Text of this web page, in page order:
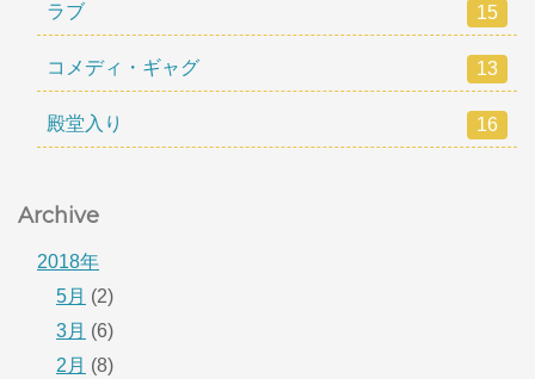
ラブ 15
コメディ・ギャグ 13
殿堂入り 16
Archive
2018年
5月 (2)
3月 (6)
2月 (8)